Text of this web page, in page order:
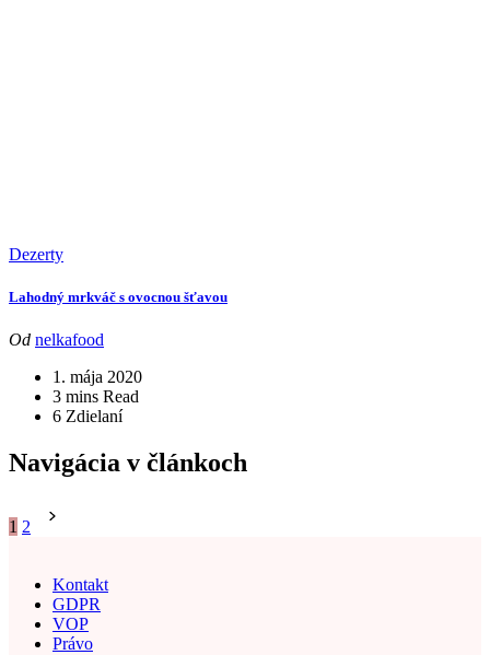
Dezerty
Lahodný mrkváč s ovocnou šťavou
Od nelkafood
1. mája 2020
3 mins Read
6 Zdielaní
Navigácia v článkoch
1 2
Kontakt
GDPR
VOP
Právo